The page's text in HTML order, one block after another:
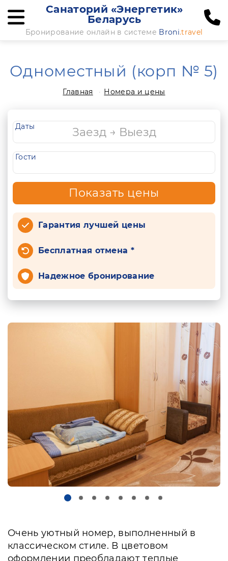
Санаторий «Энергетик»
Беларусь
Бронирование онлайн в системе Broni.travel
Одноместный (корп № 5)
Главная Номера и цены
Даты
Гости
Показать цены
Гарантия лучшей цены
Бесплатная отмена *
Надежное бронирование
Очень уютный номер, выполненный в
классическом стиле. В цветовом
оформлении преобладают теплые